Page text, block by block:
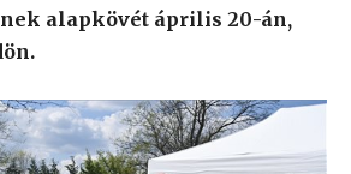
alapkövét április 20-án,